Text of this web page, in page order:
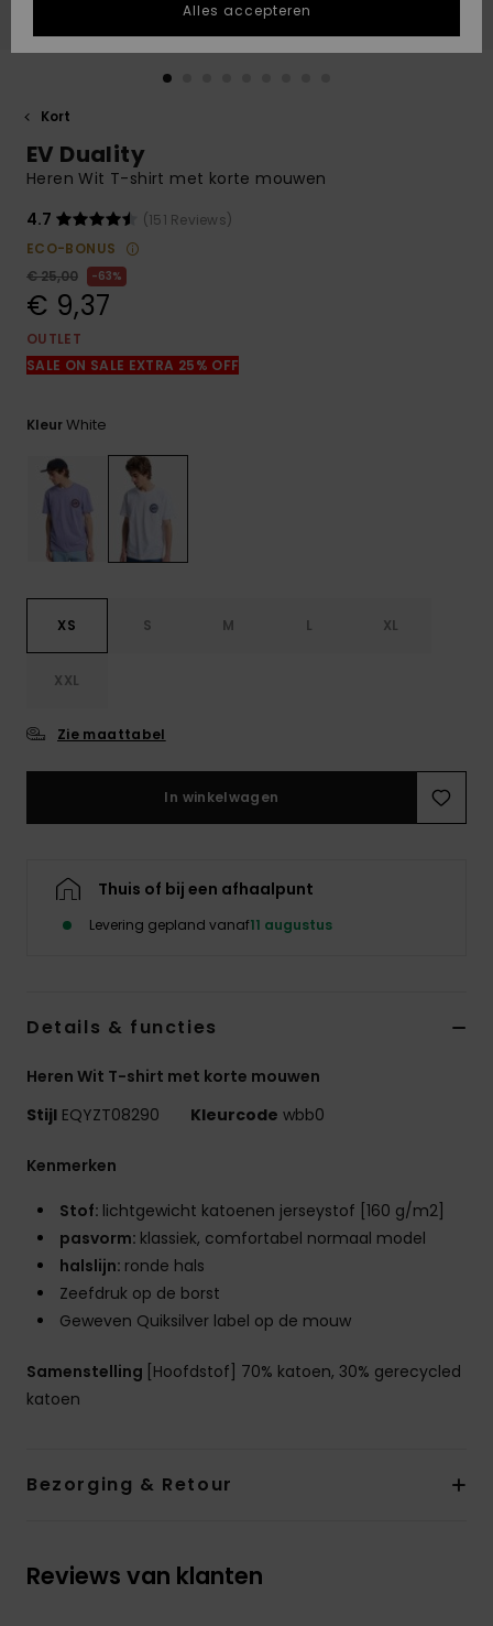
vraag te
krijgen.
de meest
vragen en ons
contactformulier.
STORE LOCATOR
VERLANGLIJST
Kort
EV Duality
Heren Wit T-shirt met korte mouwen
4.7
(151 Reviews)
ECO-BONUS
€ 25,00
63%
€ 9,37
OUTLET
SALE ON SALE EXTRA 25% OFF
KleurWhite
XS S M L XL
XXL
Zie maattabel
In winkelwagen
Thuis of bij een afhaalpunt
Levering gepland vanaf11 augustus
Details & functies
Heren Wit T-shirt met korte mouwen
Stijl EQYZT08290 Kleurcode wbb0
Kenmerken
Stof: lichtgewicht katoenen jerseystof [160 g/m2]
pasvorm: klassiek, comfortabel normaal model
halslijn: ronde hals
Zeefdruk op de borst
Geweven Quiksilver label op de mouw
Samenstelling [Hoofdstof] 70% katoen, 30% gerecycled
katoen
Bezorging & Retour
Reviews van klanten
Alles accepteren